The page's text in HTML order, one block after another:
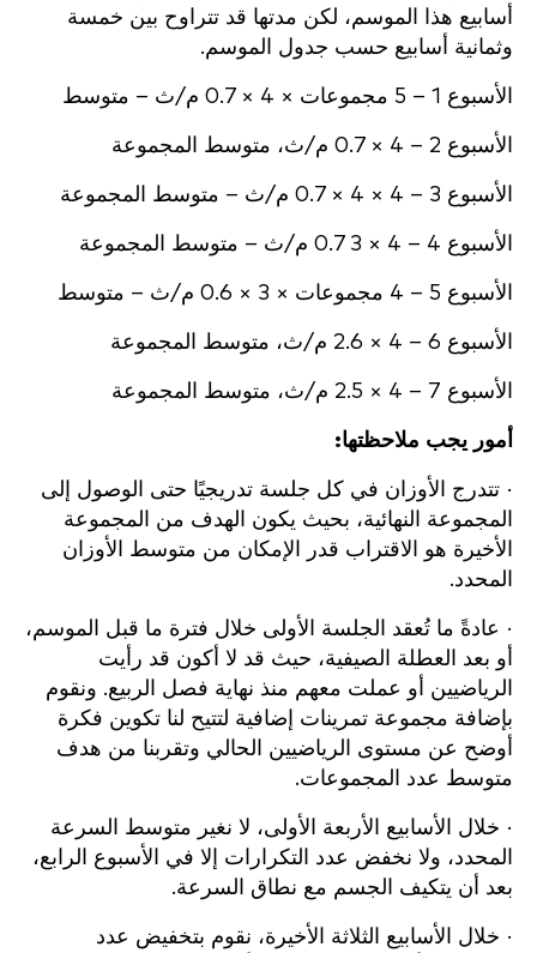
أسابيع هذا الموسم، لكن مدتها قد تتراوح بين خمسة
وثمانية أسابيع حسب جدول الموسم.
الأسبوع 1 – 5 مجموعات × 4 × 0.7 م/ث – متوسط
الأسبوع 2 – 4 × 0.7 م/ث، متوسط المجموعة
الأسبوع 3 – 4 × 4 × 0.7 م/ث – متوسط المجموعة
الأسبوع 4 – 4 × 3 0.7 م/ث – متوسط المجموعة
الأسبوع 5 – 4 مجموعات × 3 × 0.6 م/ث – متوسط
الأسبوع 6 – 4 × 2.6 م/ث، متوسط المجموعة
الأسبوع 7 – 4 × 2.5 م/ث، متوسط المجموعة
أمور يجب ملاحظتها:
· تتدرج الأوزان في كل جلسة تدريجيًا حتى الوصول إلى
المجموعة النهائية، بحيث يكون الهدف من المجموعة
الأخيرة هو الاقتراب قدر الإمكان من متوسط الأوزان
المحدد.
· عادةً ما تُعقد الجلسة الأولى خلال فترة ما قبل الموسم،
أو بعد العطلة الصيفية، حيث قد لا أكون قد رأيت
الرياضيين أو عملت معهم منذ نهاية فصل الربيع. ونقوم
بإضافة مجموعة تمرينات إضافية لتتيح لنا تكوين فكرة
أوضح عن مستوى الرياضيين الحالي وتقربنا من هدف
متوسط عدد المجموعات.
· خلال الأسابيع الأربعة الأولى، لا نغير متوسط السرعة
المحدد، ولا نخفض عدد التكرارات إلا في الأسبوع الرابع،
بعد أن يتكيف الجسم مع نطاق السرعة.
· خلال الأسابيع الثلاثة الأخيرة، نقوم بتخفيض عدد